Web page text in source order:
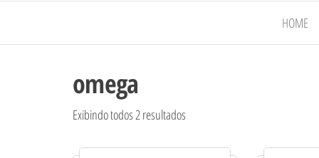
HOME
omega
Exibindo todos 2 resultados